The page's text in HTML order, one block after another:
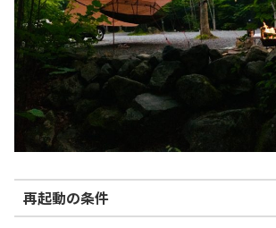
再起動の条件